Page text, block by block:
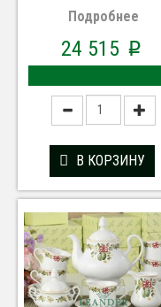
Подробнее
24 515 p
В КОРЗИНУ